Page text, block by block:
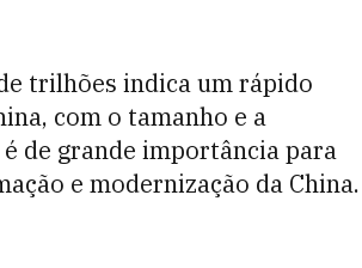
trilhões indica um rápido
com o tamanho e a
de grande importância para
e modernização da China.